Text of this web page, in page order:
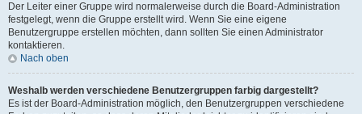
Der Leiter einer Gruppe wird normalerweise durch die Board-Administration
festgelegt, wenn die Gruppe erstellt wird. Wenn Sie eine eigene
Benutzergruppe erstellen möchten, dann sollten Sie einen Administrator
kontaktieren.
Nach oben
Weshalb werden verschiedene Benutzergruppen farbig dargestellt?
Es ist der Board-Administration möglich, den Benutzergruppen verschiedene